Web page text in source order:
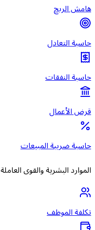
هامش الربح
حاسبة التعادل
حاسبة النفقات
قرض الأعمال
حاسبة ضريبة المبيعات
الموارد البشرية والقوى العاملة
تكلفة الموظف